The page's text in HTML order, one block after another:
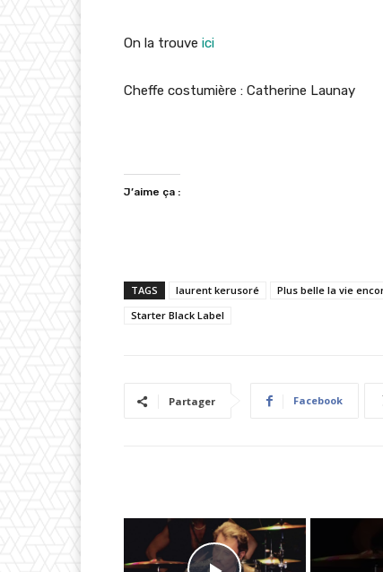
On la trouve ici
Cheffe costumière : Catherine Launay
J’aime ça :
TAGS laurent kerusoré Plus belle la vie
Starter Black Label
Partager Facebook
×